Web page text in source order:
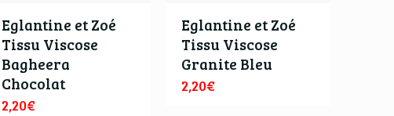
Eglantine et Zoé
Tissu Viscose
Bagheera
Chocolat
2,20€
Eglantine et Zoé
Tissu Viscose
Granite Bleu
2,20€